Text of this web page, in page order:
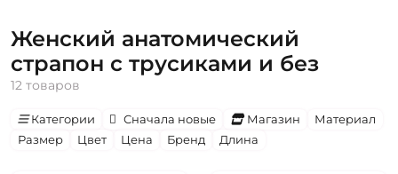
Женский анатомический
страпон с трусиками и без
12 товаров
Категории Сначала новые Магазин
Материал
Размер
Цвет Цена Бренд Длина